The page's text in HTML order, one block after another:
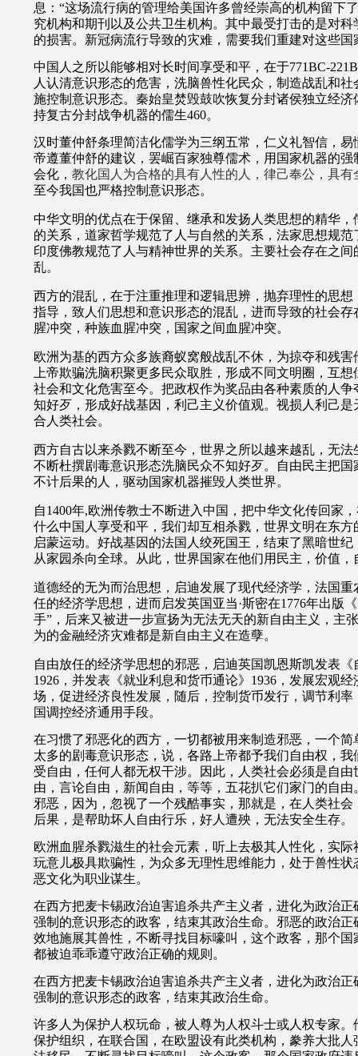
息：“这场流行病的管理给美国许多曾经崇高的机构留下
究机构和期刊以及公共卫生机构。其中最受打击的是对
的损害。新冠病流行导致的灾难，需要我们重建对这些国
中国人之所以能够相对长时间享受和平，在于771BC-
人认清意识形态的危害，洗脑兽性化民众，制造战乱和
施控制意识形态。秦始皇焚毁鼓吹恢复分封诸侯独立经
持复古分封战争机器的儒生460。
汉时董仲舒条理简洁化儒学为三纲五常，仁义礼智信，
帝遵董仲舒的建议，罢崛百家独尊儒术，用国家机器的强
会化， 教化国人为合格的具有人性的人，律己奉公，具
至今我国也严格控制意识形态。
中华文明的优点在于保留、继承和发扬人类思想的精华，
的关系，道家哲学规范了人与自然的关系，法家思想规
印度佛教规范了人与精神世界的关系。 主要社会存在之
乱。
西方的混乱，在于注重推理和逻辑思辨，抛弃理性的思
指导，致人们思想和意识形态的混乱，进而导致的社会
腥冲突，种族血腥冲突，国家之间血腥冲突。
欧洲为基的西方众多族裔蚁窝般战乱不休，为掠夺和残
上帝欺骗洗脑积聚更多民众取胜，形成不同文明圈，互
社会和文化危害至今。把政权作为奖品由各种素质的人
知好歹，形成好战基因，利己主义价值观。视损人利己
合人类社会。
西方自古以来杀戮不断至今，世界之所以越来越乱，无
不断杜撰剧毒意识形态洗脑民众不知好歹。自由民主把
不计后果的人，驱动国家机器摧毁人类世界。
自1400年,欧洲传教士不断进入中国，把中华文化传回家
什么中国人享受和平，我们却互相杀戮，世界文明在东
启蒙运动。 好战基因的法国人绞死国王，结束了黑暗世
从家园杀向全球。从此，世界国家在他们用民主，价值
道德经的无为而治思想，启迪发展了现代经济学， 法国重
任的经济学思想，进而启发英国亚当·斯密在1776年出版
手”，后来又被进一步宣扬为无法无天的新自由主义，主
为的金融经济灾难都是新自由主义在造孽。
自由放任的经济学思想的邪恶，启迪英国凯恩斯凯发表
1926 ，并发表《就业利息和货币通论》1936，发展宏观
场，促进经济良性发展，随后，控制货币发行，调节利率
国调控经济通用手段。
在习惯了邪恶化的西方，一切都被用来制造邪恶，一个
太多的剧毒意识形态，说，各路上帝都予我们自由权，
受自由，任何人都无权干涉。因此，人类社会必须是自
由，言论自由，新闻自由，等等，五花扒它们家门的自
邪恶，因为，忽视了一个残酷事实，那就是，在人类社
后果，是帮助坏人自由行乐，好人遭殃，无法安全生存。
欧洲血腥杀戮滋生的社会元素，听上去极其人性化，实
玩意儿极具欺骗性， 为众多无理性思维能力，处于兽性
恶文化为职业谋生。
在西方把麦卡锡政治迫害追杀共产主义者，进化为政治
强制的意识形态的政客，结束其政治生命。邪恶的政治
效地施展其兽性，不断寻找目标嚎叫，这个政客，那个
都被迫乖乖遵守政治正确的规则。
在西方把麦卡锡政治迫害追杀共产主义者，进化为政治
强制的意识形态的政客，结束其政治生命。
许多人为保护人权玩命，被人尊为人权斗士或人权专家
保护组织，在联合国，在欧盟设有此类机构，豢养大批